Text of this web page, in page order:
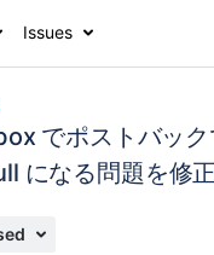
Issues
でポストバッ
になる問題を修